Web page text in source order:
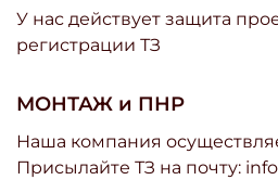
У нас действует защита
регистрации ТЗ
МОНТАЖ и ПНР
Наша компания
Присылайте ТЗ на почту: